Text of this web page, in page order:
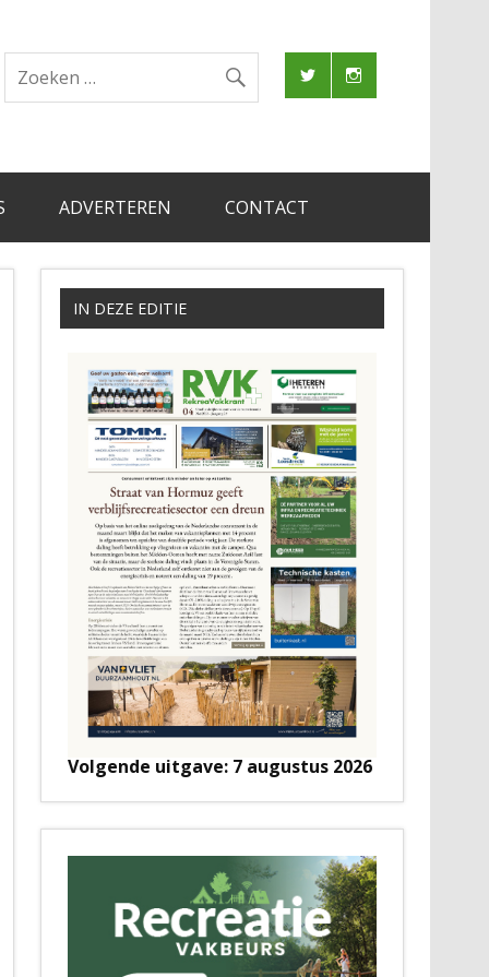
ADVERTEREN CONTACT
IN DEZE EDITIE
Volgende uitgave: 7 augustus 2026